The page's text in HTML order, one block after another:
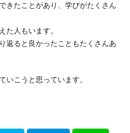
きたことがあり、学びがたくさん
た人もいます。
返ると良かったこともたくさんあ
いこうと思っています。